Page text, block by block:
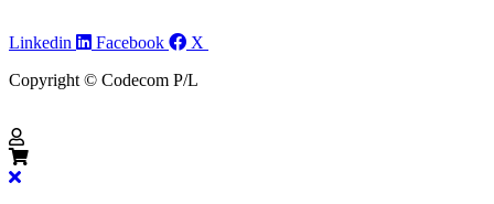
Linkedin Facebook
X
Copyright © Codecom P/L